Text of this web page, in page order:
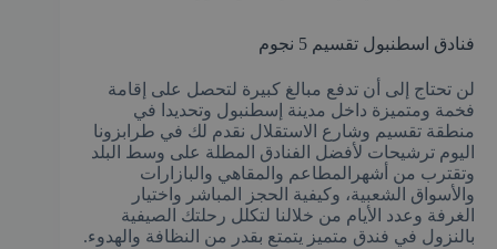
فنادق اسطنبول تقسيم 5 نجوم
لن تحتاج إلى أن تدفع مبالغ كبيرة لتحصل على إقامة
فخمة ومتميزة داخل مدينة إسطنبول وتحديدا في
منطقة تقسيم وشارع الاستقلال نقدم لك في طرابزونا
اليوم ترشيحات لأفضل الفنادق المطلة على وسط البلد
وتقترب من أشهرالمطاعم والمقاهي والبازارات
والأسواق الشعبية، وكيفية الحجز المباشر واختيار
الغرفة وعدد الأيام من خلالنا لتكلل رحلتك الصيفية
بالنزول في فندق متميز يتمتع بقدر من النظافة والهدوء.